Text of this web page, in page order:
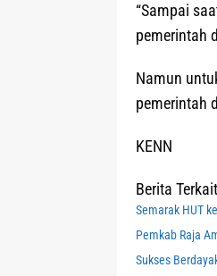
“Sampai
pemerintah
Namun
pemerintah
KENN
Berita Terkait
Semarak HUT
Pemkab Raja
Sukses